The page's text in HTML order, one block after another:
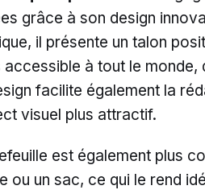
grâce à son design
il présente un talon
accessible à tout le monde,
facilite également la
visuel plus attractif.
est également plus
ou un sac, ce qui le rend